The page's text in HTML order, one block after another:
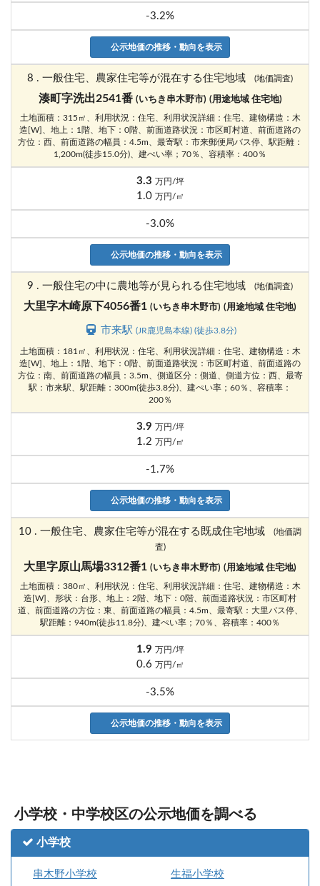
-3.2%
公示地価の推移・動向を表示
8 . 一般住宅、農家住宅等が混在する住宅地域 (地価調査)
湊町字洗出2541番 (いちき串木野市) (用途地域 住宅地)
土地面積：315㎡、利用状況：住宅、利用状況詳細：住宅、建物構造：木
造[W]、地上：1階、地下：0階、前面道路状況：市区町村道、前面道路の
方位：西、前面道路の幅員：4.5m、最寄駅：市来郵便局バス停、駅距離：
1,200m(徒歩15.0分)、建ぺい率；70％、容積率：400％
3.3 万円/坪
1.0 万円/㎡
-3.0%
公示地価の推移・動向を表示
9 . 一般住宅の中に農地等が見られる住宅地域 (地価調査)
大里字木崎原下4056番1 (いちき串木野市) (用途地域 住宅地)
市来駅 (JR鹿児島本線) (徒歩3.8分)
土地面積：181㎡、利用状況：住宅、利用状況詳細：住宅、建物構造：木
造[W]、地上：1階、地下：0階、前面道路状況：市区町村道、前面道路の
方位：南、前面道路の幅員：3.5m、側道区分：側道、側道方位：西、最寄
駅：市来駅、駅距離：300m(徒歩3.8分)、建ぺい率；60％、容積率：
200％
3.9 万円/坪
1.2 万円/㎡
-1.7%
公示地価の推移・動向を表示
10 . 一般住宅、農家住宅等が混在する既成住宅地域
(地価調
査)
大里字原山馬場3312番1 (いちき串木野市) (用途地域 住宅地)
土地面積：380㎡、利用状況：住宅、利用状況詳細：住宅、建物構造：木
造[W]、形状：台形、地上：2階、地下：0階、前面道路状況：市区町村
道、前面道路の方位：東、前面道路の幅員：4.5m、最寄駅：大里バス停、
駅距離：940m(徒歩11.8分)、建ぺい率；70％、容積率：400％
1.9 万円/坪
0.6 万円/㎡
-3.5%
公示地価の推移・動向を表示
小学校・中学校区の公示地価を調べる
小学校
串木野小学校 生福小学校